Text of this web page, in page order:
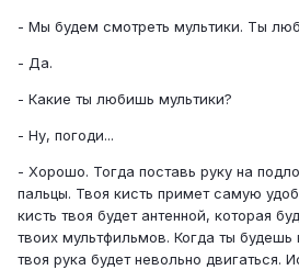
- Мы будем смотреть мультики. Ты
- Да.
- Какие ты любишь мультики?
- Ну, погоди...
- Хорошо. Тогда поставь руку на
пальцы. Твоя кисть примет самую
кисть твоя будет антенной, которая
твоих мультфильмов. Когда ты будешь
твоя рука будет невольно двигаться.